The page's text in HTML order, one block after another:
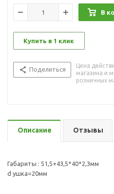
В
Купить в 1 клик
Поделиться
Цена
магазина и
розничных
Описание Отзывы
Габариты : 51,5+43,5*40*2,3мм
d ушка=20мм